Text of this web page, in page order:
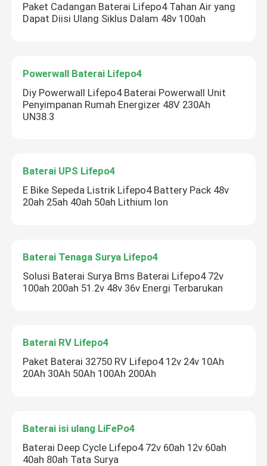
Paket Cadangan Baterai Lifepo4 Tahan Air yang
Dapat Diisi Ulang Siklus Dalam 48v 100ah
Powerwall Baterai Lifepo4
Diy Powerwall Lifepo4 Baterai Powerwall Unit
Penyimpanan Rumah Energizer 48V 230Ah
UN38.3
Baterai UPS Lifepo4
E Bike Sepeda Listrik Lifepo4 Battery Pack 48v
20ah 25ah 40ah 50ah Lithium Ion
Baterai Tenaga Surya Lifepo4
Solusi Baterai Surya Bms Baterai Lifepo4 72v
100ah 200ah 51.2v 48v 36v Energi Terbarukan
Baterai RV Lifepo4
Paket Baterai 32750 RV Lifepo4 12v 24v 10Ah
20Ah 30Ah 50Ah 100Ah 200Ah
Baterai isi ulang LiFePo4
Baterai Deep Cycle Lifepo4 72v 60ah 12v 60ah
40ah 80ah Tata Surya